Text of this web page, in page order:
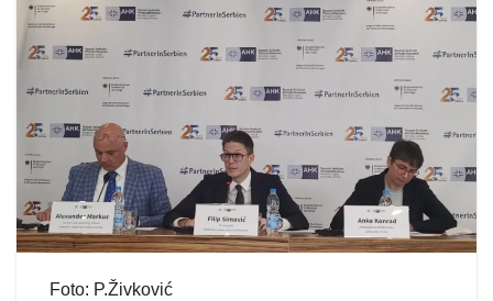
Foto: P.Živković